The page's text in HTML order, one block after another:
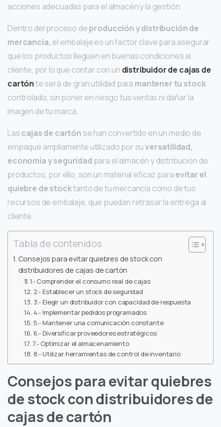
acciones adecuadas para el almacén y la gestión.
Dentro del proceso deproducción y distribución de
mercancía, el embalaje es un factor clave para asegurar
que los productos lleguen en buenas condiciones al
cliente, por lo que contar con un distribuidor de cajas de
cartónte será de gran utilidad para mantener tu stock
controlado, sin poner en riesgo tus ventas ni dañar la
imagen de tu marca.
Lascajas de cartón se han convertido en un medio de
empaque ampliamente utilizado por suversatilidad,
economía y seguridad para el almacén y distribución de
productos, por ello, son un material eficaz paraevitar el
quiebre de stocktanto de tu mercancía como de tus
recursos de embalaje, que puedan retrasar la entrega al
cliente.
Tabla de contenidos
Consejos para evitar quiebres de stock con
distribuidores de cajas de cartón
1.- Comprender el consumo real de cajas
2.- Establecer un stock de seguridad
3.- Elegir un distribuidor con capacidad de respuesta
4.- Implementar pedidos programados
5.- Mantener una comunicación constante
6.- Diversificar proveedores estratégicos
7.- Optimizar el almacenamiento
8.- Utilizar herramientas de control de inventario
Consejos para evitar quiebres
de stock con distribuidores de
cajas de cartón